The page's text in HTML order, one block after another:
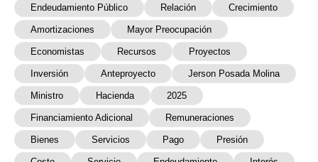
Endeudamiento Público Relación Crecimiento
Amortizaciones Mayor Preocupación
Economistas Recursos Proyectos
Inversión Anteproyecto Jerson Posada Molina
Ministro Hacienda 2025
Financiamiento Adicional Remuneraciones
Bienes Servicios Pago Presión